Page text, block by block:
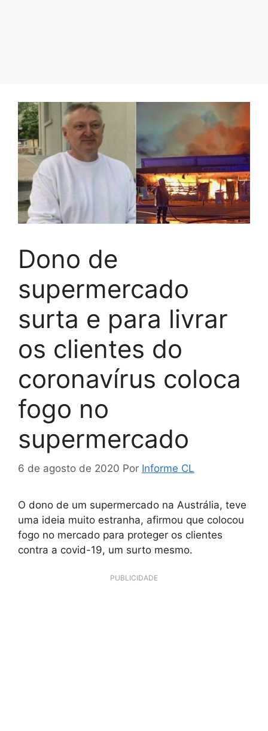
Dono de
supermercado
surta e para livrar
os clientes do
coronavírus coloca
fogo no
supermercado
6 de agosto de 2020 Por Informe CL
O dono de um supermercado na Austrália, teve
uma ideia muito estranha, afirmou que colocou
fogo no mercado para proteger os clientes
contra a covid-19, um surto mesmo.
PUBLICIDADE